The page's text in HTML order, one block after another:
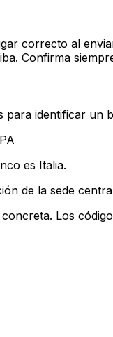
correcto al
Confirma
identificar un
es Italia.
de la sede
Los